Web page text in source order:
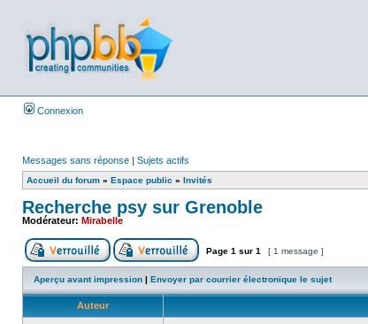
Connexion
Messages sans réponse | Sujets actifs
Accueil du forum » Espace public » Invités
Recherche psy sur Grenoble
Modérateur: Mirabelle
Page 1 sur 1 [ 1 message ]
Aperçu avant impression | Envoyer par courrier électronique le sujet
Auteur